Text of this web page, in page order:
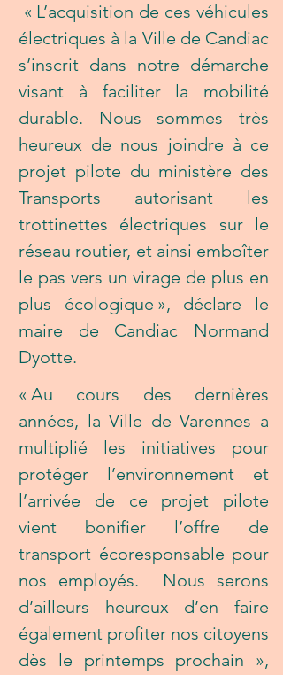
« L’acquisition de ces véhicules
électriques à la Ville de Candiac
s’inscrit dans notre démarche
visant à faciliter la mobilité
durable. Nous sommes très
heureux de nous joindre à ce
projet pilote du ministère des
Transports autorisant les
trottinettes électriques sur le
réseau routier, et ainsi emboîter
le pas vers un virage de plus en
plus écologique », déclare le
maire de Candiac Normand
Dyotte.
« Au cours des dernières
années, la Ville de Varennes a
multiplié les initiatives pour
protéger l’environnement et
l’arrivée de ce projet pilote
vient bonifier l’offre de
transport écoresponsable pour
nos employés.  Nous serons
d’ailleurs heureux d’en faire
également profiter nos citoyens
dès le printemps prochain »,